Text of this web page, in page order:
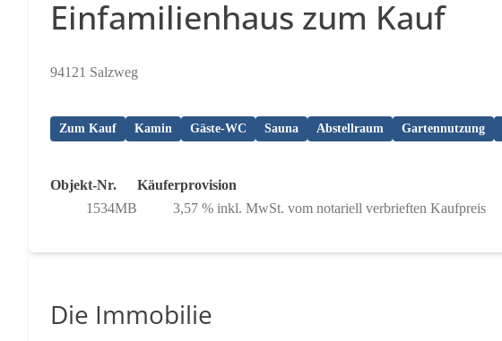
Einfamilienhaus zum Kauf
94121 Salzweg
Zum Kauf Kamin Gäste-WC Sauna Abstellraum Gartennutzung
Objekt-Nr.
1534MB
Käuferprovision
3,57 % inkl. MwSt. vom notariell verbrieften Kaufpreis
Die Immobilie